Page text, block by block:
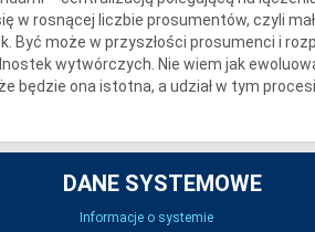
w rosnącej liczbie prosumentów, czyli
Być może w przyszłości prosumenci i
wytwórczych. Nie wiem jak
będzie ona istotna, a udział w tym
DANE SYSTEMOWE
Informacje o systemie